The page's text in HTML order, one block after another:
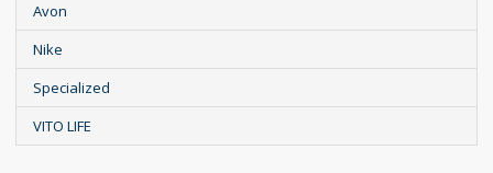
Avon
Nike
Specialized
VITO LIFE